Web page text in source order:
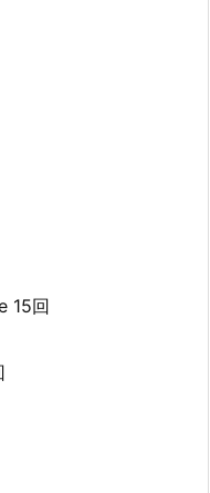
15回